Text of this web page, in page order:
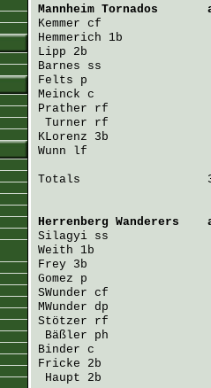
Mannheim Tornados
Kemmer cf                4
Hemmerich 1b
Lipp 2b                  3
Barnes ss                4
Felts p                  3
Meinck c                 4
Prather rf               2
Turner rf               2
KLorenz 3b
Wunn lf                  3
Totals
Herrenberg Wanderers
Silagyi ss               3
Weith 1b                 2
Frey 3b                  3
Gomez p                  3
SWunder cf               3
MWunder dp
Stötzer rf               2
Bäßler ph               1
Binder c                 3
Fricke 2b
Haupt 2b